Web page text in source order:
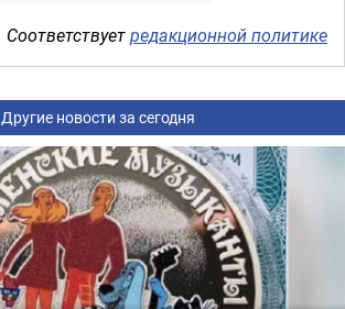
Соответствуетредакционной политике
Другие новости за сегодня